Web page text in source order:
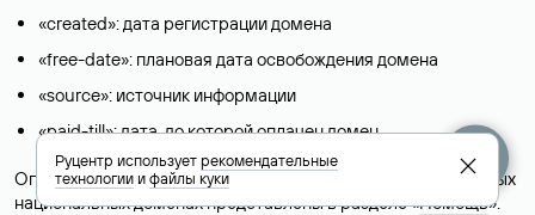
«created»: дата регистрации домена
«free-date»: плановая дата освобождения домена
«source»: источник информации
«paid-till»: дата, до которой оплачен домен
Описание полей для доменов в международных и зарубежных
национальных доменах представлены в разделе «Помощь».
Руцентр используетрекомендательные
технологииифайлы куки